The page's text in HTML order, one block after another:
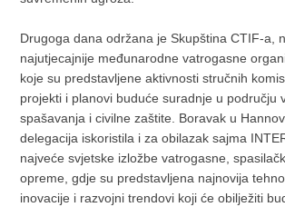
Drugoga dana održana je Skupština CTIF-a,
najutjecajnije međunarodne vatrogasne
koje su predstavljene aktivnosti stručnih
projekti i planovi buduće suradnje u području
spašavanja i civilne zaštite. Boravak u
delegacija iskoristila i za obilazak sajma
najveće svjetske izložbe vatrogasne,
opreme, gdje su predstavljena najnovija
inovacije i razvojni trendovi koji će obilježiti